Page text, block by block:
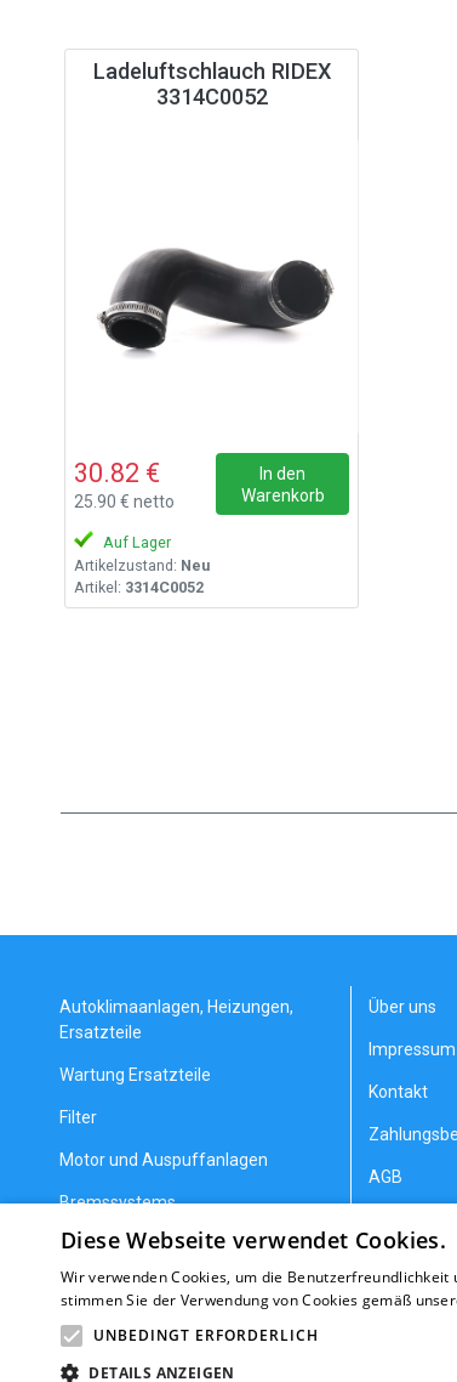
Ladeluftschlauch RIDEX
3314C0052
30.82 €
25.90 € netto
In den
Warenkorb
Auf Lager
Artikelzustand: Neu
Artikel: 3314C0052
Autoklimaanlagen, Heizungen,
Ersatzteile
Wartung Ersatzteile
Filter
Motor und Auspuffanlagen
Bremssystems
Lenkung und Aufhängung
Getriebeteile
Heizung und Kühlung
Über uns
Impressum
Kontakt
AGB
Diese Webseite verwendet Cookies.
Wir verwenden Cookies, um die
stimmen Sie der Verwendung von Cookies gemäß
UNBEDINGT ERFORDERLICH
DETAILS ANZEIGEN